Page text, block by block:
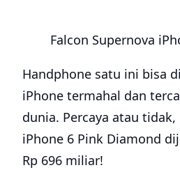
Falcon Supernova
Handphone satu ini bisa
iPhone termahal dan
dunia. Percaya atau tidak,
iPhone 6 Pink Diamond
Rp 696 miliar!